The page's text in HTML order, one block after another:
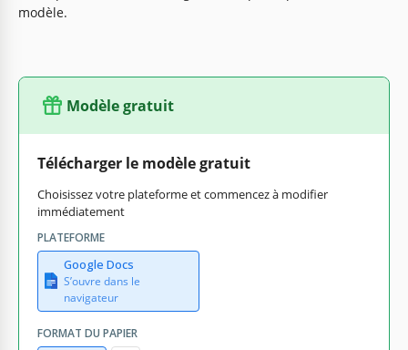
modèle.
Modèle gratuit
Télécharger le modèle gratuit
Choisissez votre plateforme et commencez à modifier
immédiatement
PLATEFORME
Google Docs
S’ouvre dans le
navigateur
FORMAT DU PAPIER